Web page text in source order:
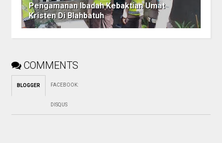
Pengamanan Ibadah Kebaktian Umat
Kristen Di Blahbatuh
COMMENTS
BLOGGER FACEBOOK:
DISQUS